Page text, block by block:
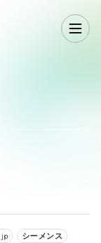
シーメンス